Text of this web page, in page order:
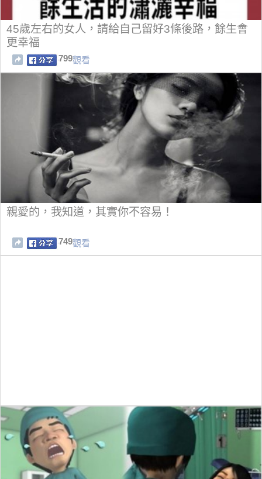
45歲左右的女人，請給自己留好3條後路，餘生會
更幸福
799觀看
親愛的，我知道，其實你不容易！
749觀看